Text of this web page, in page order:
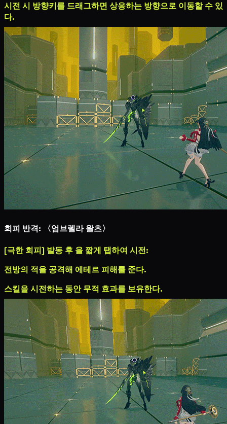
시전 시 방향키를 드래그하면 상응하는 방향으로 이동할 수 있
다.
회피 반격: 〈엄브렐라 왈츠〉
[극한 회피] 발동 후 을 짧게 탭하여 시전:
전방의 적을 공격해 에테르 피해를 준다.
스킬을 시전하는 동안 무적 효과를 보유한다.